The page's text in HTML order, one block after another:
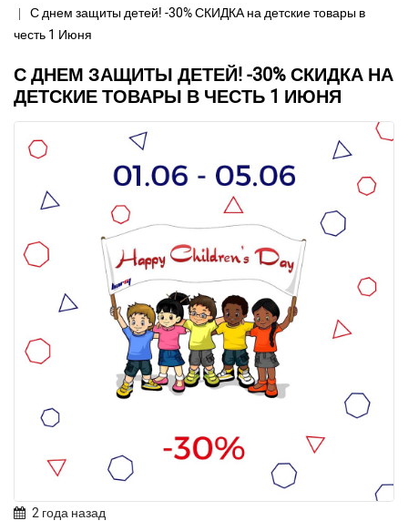
С днем защиты детей! -30% СКИДКА на детские товары в
честь 1 Июня
С ДНЕМ ЗАЩИТЫ ДЕТЕЙ! -30% СКИДКА НА
ДЕТСКИЕ ТОВАРЫ В ЧЕСТЬ 1 ИЮНЯ
2 года назад